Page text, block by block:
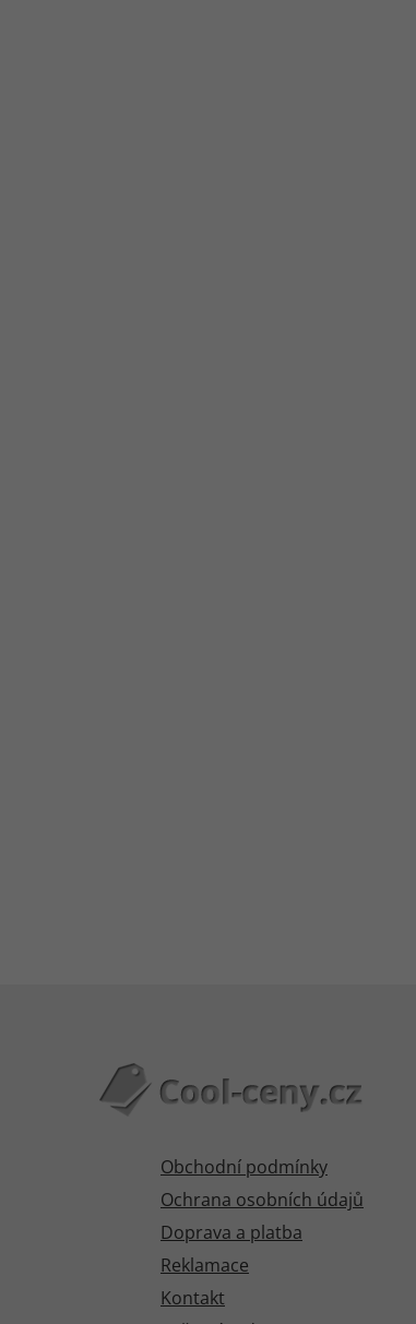
Obchodní podmínky
Ochrana osobních údajů
Doprava a platba
Reklamace
Kontakt